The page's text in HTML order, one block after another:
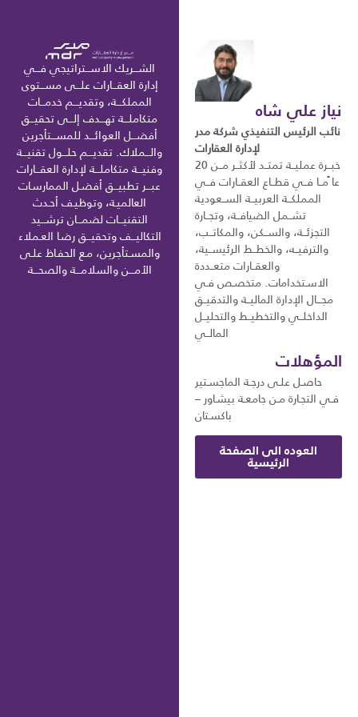
نياز علي شاه
نائب الرئيس التنفيذي شركة مدر
لإدارة العقارات
خبــرة عمليــة تمتــد لأكثــر مــن 20
عا ًمــا فــي قطــاع العقــارات فــي
المملكــة العربيــة الســعودية
تشــمل الضيافــة، وتجــارة
التجزئــة، والســكن، والمكاتــب،
والترفيــه، والخطــط الرئيســية،
والعقــارات متعــددة
الاسـتخدامات. متخصـص فـي
مجـــال الإدارة الماليــة والتدقيــق
الداخلــي والتخطيــط والتحليــل
المالــي
المؤهلات
حاصـل علـى درجـة الماجسـتير
فـي التجـارة مـن جامعـة بيشـاور –
باكسـتان
العوده الى الصفحة
الرئيسية
الشـــريك الاســـتراتيجي فـــي
إدارة العقـــارات علـــى مســـتوى
المملكـــة، وتقديـــم خدمـــات
متكاملـــة تهـــدف إلـــى تحقيـــق
أفضـــل العوائـــد للمســـتأجرين
والـــملاك. تقديـــم حلـــول تقنيـــة
وفنيـــة متكاملـــة لإدارة العقـــارات
عبـــر تطبيـــق أفضـل الممارسـات
العالميـة، وتوظيـف أحـدث
التقنيـــات لضمـــان ترشـــيد
التكاليـــف وتحقيـــق رضـا العـملاء
والمسـتأجرين، مـع الحفـاظ علـى
الأمـــن والسلامـــة والصحـــة